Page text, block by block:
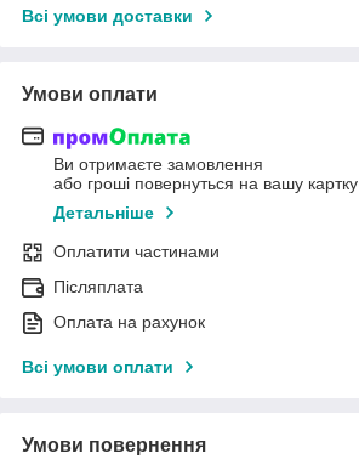
Всі умови доставки
Умови оплати
Ви отримаєте замовлення
або гроші повернуться на вашу картку
Детальніше
Оплатити частинами
Післяплата
Оплата на рахунок
Всі умови оплати
Умови повернення